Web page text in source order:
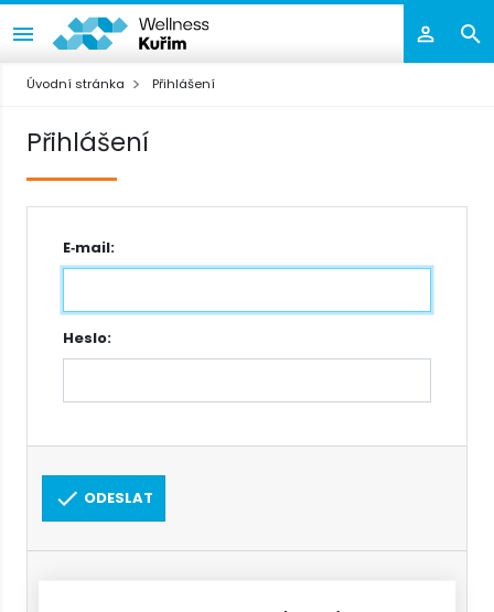
Úvodní stránka Přihlášení
Přihlášení
E‑mail:
Heslo:
ODESLAT